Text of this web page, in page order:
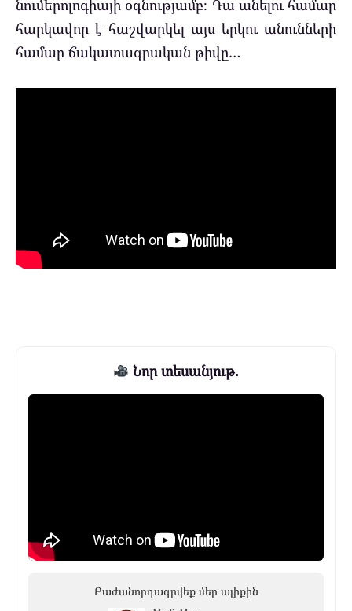
նումերոլոգիայի օգնությամբ։ Դա անելու համար
հարկավոր է հաշվարկել այս երկու անունների
համար ճակատագրական թիվը…
Նոր տեսանյութ.
Բաժանորդագրվեք մեր ալիքին